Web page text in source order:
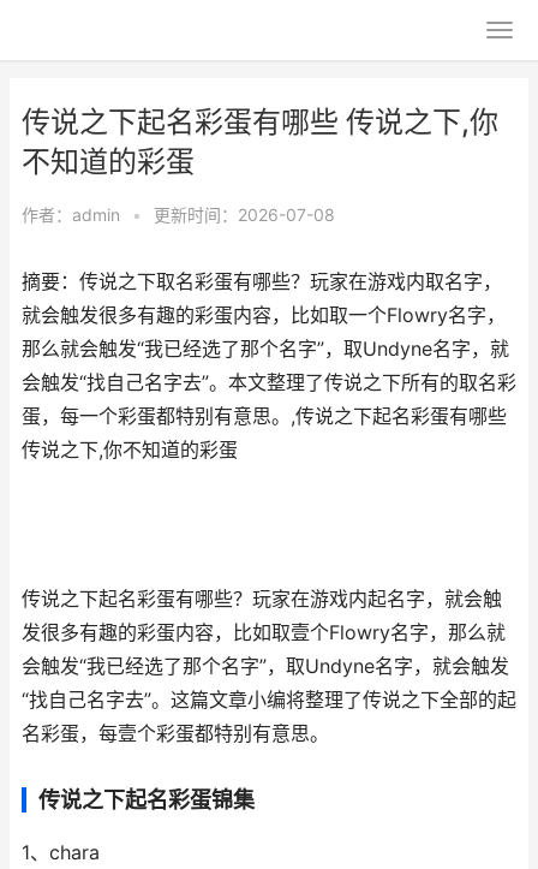
传说之下起名彩蛋有哪些 传说之下,你
不知道的彩蛋
作者： admin • 更新时间：2026-07-08
摘要：传说之下取名彩蛋有哪些？玩家在游戏内取名字，
就会触发很多有趣的彩蛋内容，比如取一个Flowry名字，
那么就会触发“我已经选了那个名字”，取Undyne名字，就
会触发“找自己名字去”。本文整理了传说之下所有的取名彩
蛋，每一个彩蛋都特别有意思。,传说之下起名彩蛋有哪些
传说之下,你不知道的彩蛋
传说之下起名彩蛋有哪些？玩家在游戏内起名字，就会触
发很多有趣的彩蛋内容，比如取壹个Flowry名字，那么就
会触发“我已经选了那个名字”，取Undyne名字，就会触发
“找自己名字去”。这篇文章小编将整理了传说之下全部的起
名彩蛋，每壹个彩蛋都特别有意思。
传说之下起名彩蛋锦集
1、chara